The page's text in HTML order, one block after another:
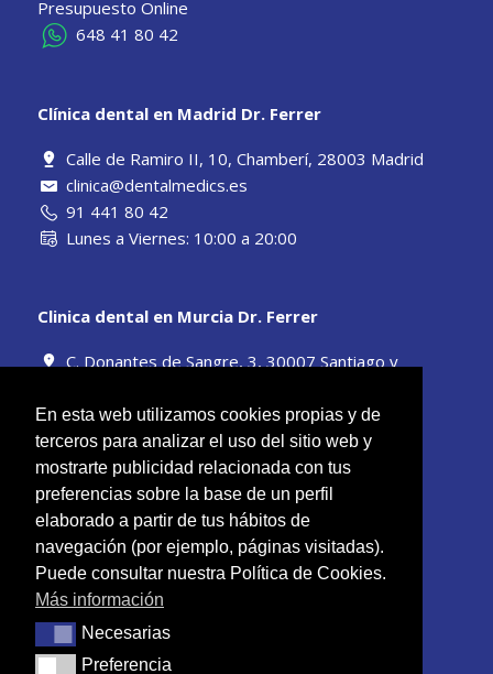
En esta web utilizamos cookies propias y de
terceros para analizar el uso del sitio web y
mostrarte publicidad relacionada con tus
preferencias sobre la base de un perfil
elaborado a partir de tus hábitos de
navegación (por ejemplo, páginas visitadas).
Puede consultar nuestra Política de Cookies.
Más información
NecesariasNecesarias
PreferenciaPreferencia
Presupuesto Online
648 41 80 42
Clínica dental en Madrid Dr. Ferrer
Calle de Ramiro II, 10, Chamberí, 28003 Madrid
clinica@dentalmedics.es
91 441 80 42
Lunes a Viernes: 10:00 a 20:00
Clinica dental en Murcia Dr. Ferrer
C. Donantes de Sangre, 3, 30007 Santiago y
clinica@dentalmedics.es
968 13 50 89
Lunes a Viernes: 10:00 a 20:00